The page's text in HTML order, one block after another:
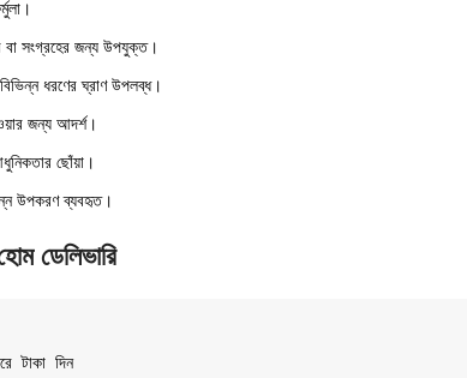
বা সংগ্রহের জন্য উপযুক্ত।
ধরণের ঘ্রাণ উপলব্ধ।
জন্য আদর্শ।
ছোঁয়া।
উপকরণ ব্যবহৃত।
ডেলিভারি
টাকা দিন